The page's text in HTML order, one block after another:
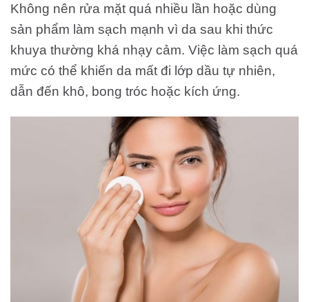
Không nên rửa mặt quá nhiều lần hoặc dùng
sản phẩm làm sạch mạnh vì da sau khi thức
khuya thường khá nhạy cảm. Việc làm sạch quá
mức có thể khiến da mất đi lớp dầu tự nhiên,
dẫn đến khô, bong tróc hoặc kích ứng.